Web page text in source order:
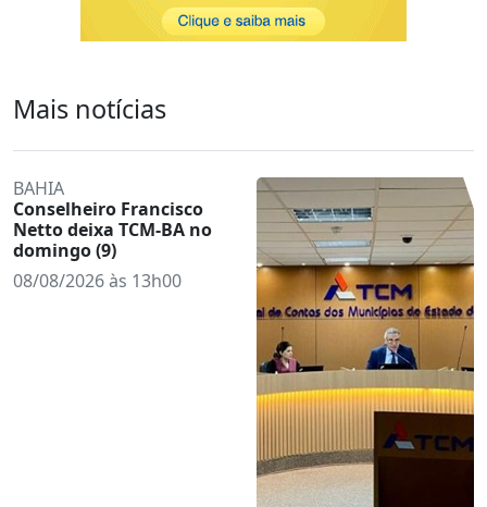
Mais notícias
BAHIA
Conselheiro Francisco
Netto deixa TCM-BA no
domingo (9)
08/08/2026 às 13h00